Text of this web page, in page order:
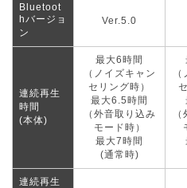
Bluetoot
hバージョ
ン
Ver.5.0
連続再生
時間
(本体)
最大6時間
（ノイズキャン
セリング時）
最大6.5時間
（外音取り込み
モード時）
最大7時間
(通常時)
連続再生